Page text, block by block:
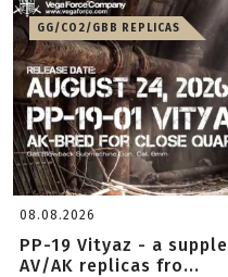
GG/CO2/GBB REPLICAS
08.08.2026
PP-19 Vityaz - a
AV/AK replicas fro...